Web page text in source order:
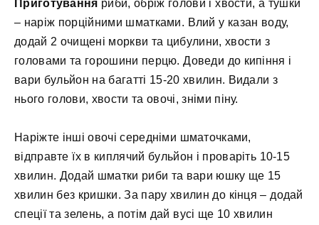
Приготування риби, обріж голови і хвости, а тушки
– наріж порційними шматками. Влий у казан воду,
додай 2 очищені моркви та цибулини, хвости з
головами та горошини перцю. Доведи до кипіння і
вари бульйон на багатті 15-20 хвилин. Видали з
нього голови, хвости та овочі, зніми піну.
Наріжте інші овочі середніми шматочками,
відправте їх в киплячий бульйон і проваріть 10-15
хвилин. Додай шматки риби та вари юшку ще 15
хвилин без кришки. За пару хвилин до кінця – додай
спеції та зелень, а потім дай вусі ще 10 хвилин